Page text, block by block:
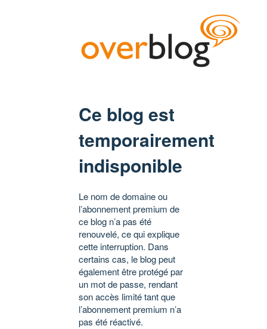
Ce blog est
temporairement
indisponible
Le nom de domaine ou
l’abonnement premium de
ce blog n’a pas été
renouvelé, ce qui explique
cette interruption. Dans
certains cas, le blog peut
également être protégé par
un mot de passe, rendant
son accès limité tant que
l’abonnement premium n’a
pas été réactivé.